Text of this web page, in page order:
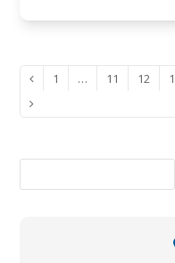
Précédent
Page
1 … Page
11 Page
12
Suivant